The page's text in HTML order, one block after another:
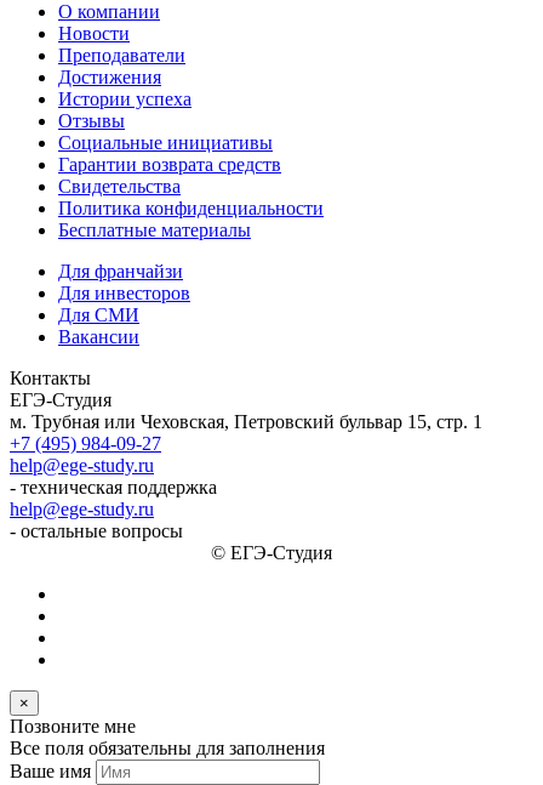
О компании
Новости
Преподаватели
Достижения
Истории успеха
Отзывы
Социальные инициативы
Гарантии возврата средств
Свидетельства
Политика конфиденциальности
Бесплатные материалы
Для франчайзи
Для инвесторов
Для СМИ
Вакансии
Контакты
ЕГЭ-Студия
м. Трубная или Чеховская, Петровский бульвар 15, стр. 1
+7 (495) 984-09-27
help@ege-study.ru
- техническая поддержка
help@ege-study.ru
- остальные вопросы
© ЕГЭ-Студия
×
Позвоните мне
Все поля обязательны для заполнения
Ваше имя